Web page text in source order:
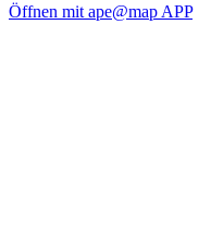
Öffnen mit ape@map APP